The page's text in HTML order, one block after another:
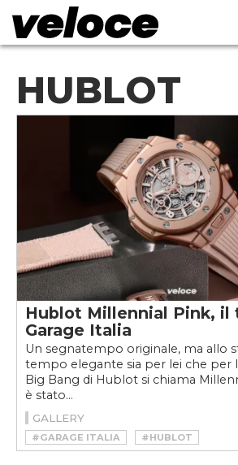
HUBLOT
Hublot Millennial Pink, il
Garage Italia
Un segnatempo originale, ma allo
tempo elegante sia per lei che per
Big Bang di Hublot si chiama
è stato...
GALLERY
#GARAGE ITALIA
#HUBLOT
#HUBLOT BIG BANG